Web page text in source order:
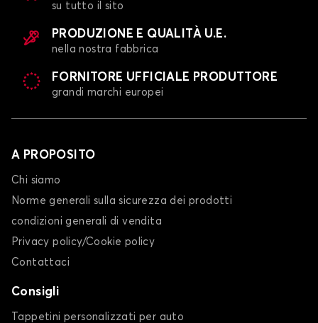
su tutto il sito
PRODUZIONE E QUALITÀ U.E.
nella nostra fabbrica
FORNITORE UFFICIALE PRODUTTORE
grandi marchi europei
A PROPOSITO
Chi siamo
Norme generali sulla sicurezza dei prodotti
condizioni generali di vendita
Privacy policy/Cookie policy
Contattaci
Consigli
Tappetini personalizzati per auto